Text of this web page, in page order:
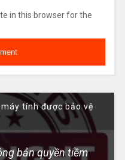
in this browser for the
tính được bảo vệ
bản quyền tiềm